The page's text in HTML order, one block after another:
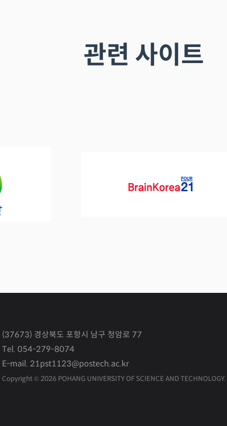
관련 사이트
(37673) 경상북도 포항시 남구 청암로 77
Tel. 054-279-8074
E-mail. 21pst1123@postech.ac.kr
Copyright © 2026 POHANG UNIVERSITY OF SCIENCE AND TECHNOLOGY.